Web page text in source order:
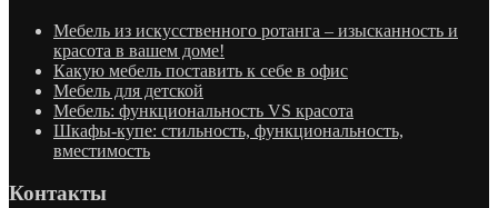
Мебель из искусственного ротанга – изысканность и
красота в вашем доме!
Какую мебель поставить к себе в офис
Мебель для детской
Мебель: функциональность VS красота
Шкафы-купе: стильность, функциональность,
вместимость
Контакты